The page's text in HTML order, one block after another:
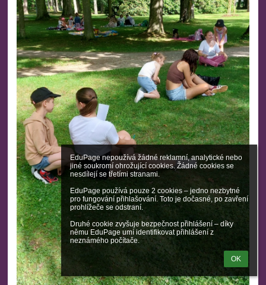
EduPage nepoužívá žádné reklamní, analytické nebo
jiné soukromí ohrožující cookies. Žádné cookies se
nesdílejí se třetími stranami.
EduPage používá pouze 2 cookies – jedno nezbytné
pro fungování přihlašování. Toto je dočasné, po zavření
prohlížeče se odstraní.
Druhé cookie zvyšuje bezpečnost přihlášení – díky
němu EduPage umí identifikovat přihlášení z
neznámého počítače.
OK